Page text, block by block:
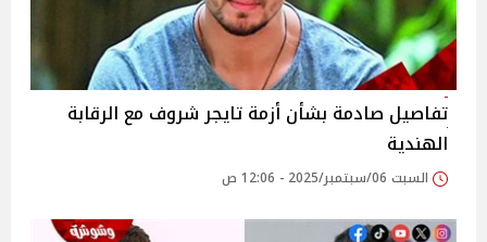
تفاصيل صادمة بشأن أزمة تايجر شروف مع الرقابة
الهندية
السبت 06/سبتمبر/2025 - 12:06 ص